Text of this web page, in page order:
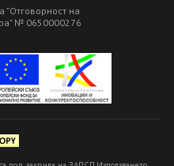
"Отговорност на
№ 0650000276